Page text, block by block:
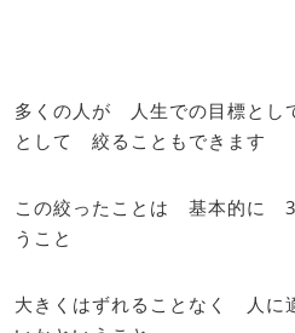
多くの人が 人生での目標とし
として 絞ることもできます
この絞ったことは 基本的に 3
うこと
大きくはずれることなく 人に